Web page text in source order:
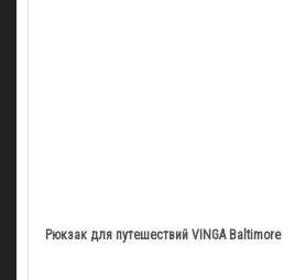
Рюкзак для путешествий VINGA Baltimore